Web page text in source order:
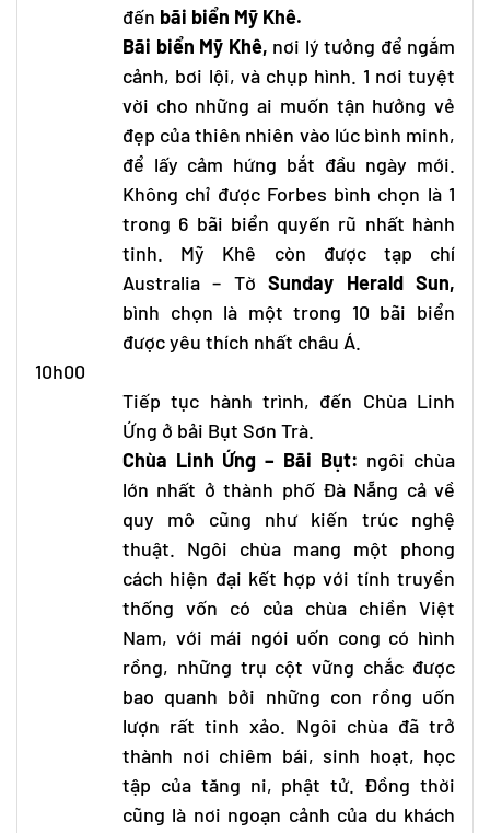
đến bãi biển Mỹ Khê.
Bãi biển Mỹ Khê, nơi lý tưởng để ngắm
cảnh, bơi lội, và chụp hình. 1 nơi tuyệt
vời cho những ai muốn tận hưởng vẻ
đẹp của thiên nhiên vào lúc bình minh,
để lấy cảm hứng bắt đầu ngày mới.
Không chỉ được Forbes bình chọn là 1
trong 6 bãi biển quyến rũ nhất hành
tinh. Mỹ Khê còn được tạp chí
Australia – TờSunday Herald Sun,
bình chọn là một trong 10 bãi biển
được yêu thích nhất châu Á.
10h00
Tiếp tục hành trình, đến Chùa Linh
Ứng ở bải Bụt Sơn Trà.
Chùa Linh Ứng – Bãi Bụt: ngôi chùa
lớn nhất ở thành phố Đà Nẵng cả về
quy mô cũng như kiến trúc nghệ
thuật. Ngôi chùa mang một phong
cách hiện đại kết hợp với tính truyền
thống vốn có của chùa chiền Việt
Nam, với mái ngói uốn cong có hình
rồng, những trụ cột vững chắc được
bao quanh bởi những con rồng uốn
lượn rất tinh xảo. Ngôi chùa đã trở
thành nơi chiêm bái, sinh hoạt, học
tập của tăng ni, phật tử. Đồng thời
cũng là nơi ngoạn cảnh của du khách